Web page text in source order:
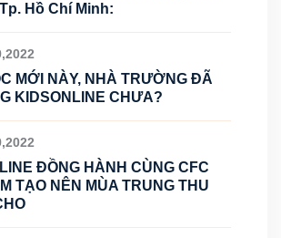
Hồ Chí Minh:
MỚI NÀY, NHÀ TRƯỜNG ĐÃ
KIDSONLINE CHƯA?
ĐỒNG HÀNH CÙNG CFC
TẠO NÊN MÙA TRUNG THU